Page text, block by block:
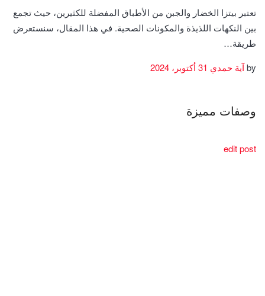
تعتبر بيتزا الخضار والجبن من الأطباق المفضلة للكثيرين، حيث تجمع
بين النكهات اللذيذة والمكونات الصحية. في هذا المقال، سنستعرض
طريقة…
byآية حمدي
وصفات مميزة
edit post